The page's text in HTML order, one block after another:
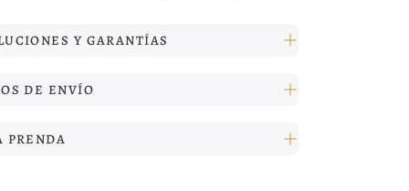
Y GARANTÍAS
DE ENVÍO
PRENDA